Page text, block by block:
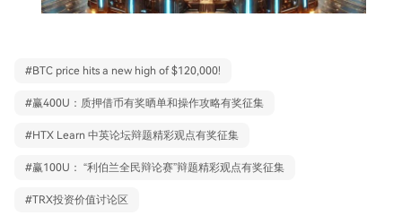
#BTC price hits a new high of $120,000!
#赢400U：质押借币有奖晒单和操作攻略有奖征集
#HTX Learn 中英论坛辩题精彩观点有奖征集
#赢100U： “利伯兰全民辩论赛”辩题精彩观点有奖征集
#TRX投资价值讨论区